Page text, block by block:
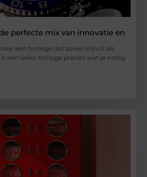
perfecte mix van innovatie en
een horloge dat zowel stijlvol als
een Seiko horloge precies wat je nodig